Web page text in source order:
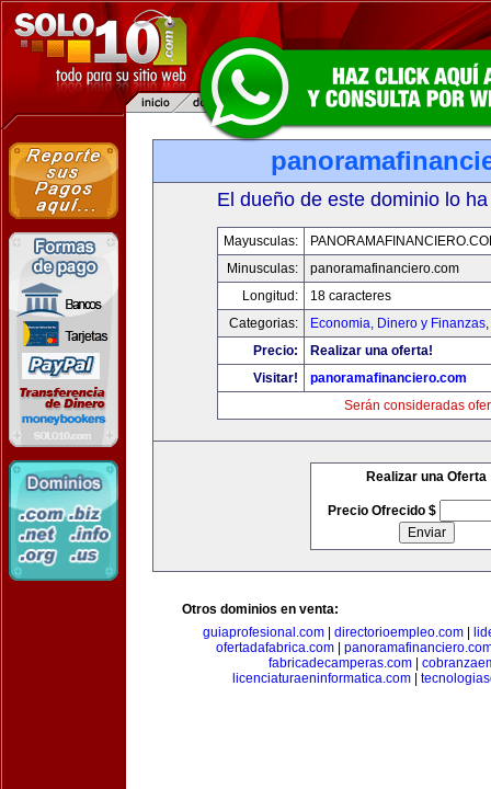
El dueño de este dominio lo
Mayusculas:
Minusculas:
panoramafinanciero.com
Longitud:
18 caracteres
Categorias:
Economia, Dinero y Finanzas,
Precio:
Realizar una oferta!
Visitar!
panoramafinanciero.com
Serán consideradas
Realizar una Oferta
Precio Ofrecido $
Otros dominios en venta:
guiaprofesional.com| directorioempleo.com|
ofertadafabrica.com|
fabricadecamperas.com
licenciaturaeninformatica.com|